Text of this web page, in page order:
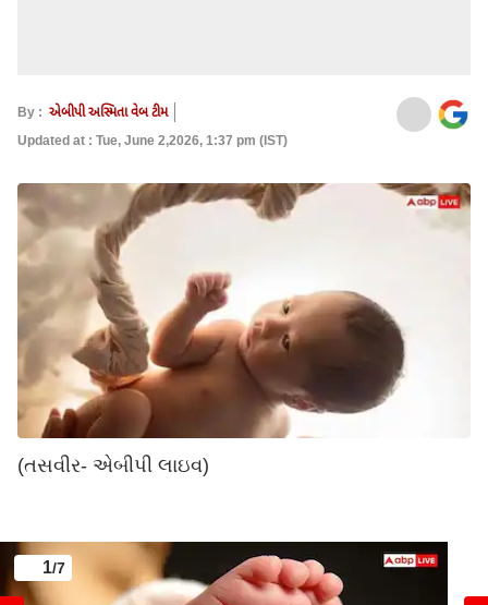
By : એબીપી અસ્મિતા વેબ ટીમ
Updated at : Tue, June 2,2026, 1:37 pm (IST)
(તસવીર- એબીપી લાઇવ)
1/7